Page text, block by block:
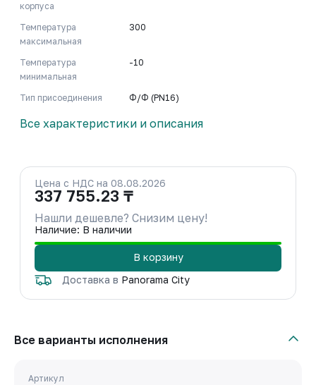
корпуса
Температура
максимальная
300
Температура
минимальная
-10
Тип присоединения Ф/Ф (PN16)
Все характеристики и описания
Цена с НДС на 08.08.2026
337 755.23 ₸
Нашли дешевле? Снизим цену!
Наличие: В наличии
В корзину
Доставка в Panorama City
Все варианты исполнения
Артикул